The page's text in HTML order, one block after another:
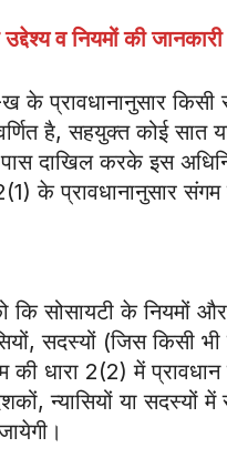
व नियमों की जानकारी
प्रावधानानुसार किसी
है, सहयुक्त कोई सात
दाखिल करके इस
प्रावधानानुसार संगम के
सोसायटी के नियमों
सदस्यों (जिस किसी भी
धारा 2(2) में प्रावधान
न्यासियों या सदस्यों